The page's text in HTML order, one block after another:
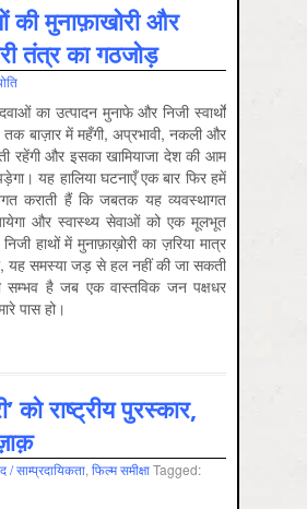
की मुनाफ़ाखोरी और
तंत्र का गठजोड़
का उत्पादन मुनाफे और निजी स्वार्थों
तक बाज़ार में महँगी, अप्रभावी, नकली और
रहेंगी और इसका खामियाजा देश की आम
यह हालिया घटनाएँ एक बार फिर हमें
कराती हैं कि जबतक यह व्यवस्थागत
और स्वास्थ्य सेवाओं को एक मूलभूत
हाथों में मुनाफ़ाख़ोरी का ज़रिया मात्र
यह समस्या जड़ से हल नहीं की जा सकती
सम्भव है जब एक वास्तविक जन पक्षधर
पास हो।
को राष्ट्रीय पुरस्कार,
/ साम्‍प्रदायिकता, फिल्‍म समीक्षाTagged: